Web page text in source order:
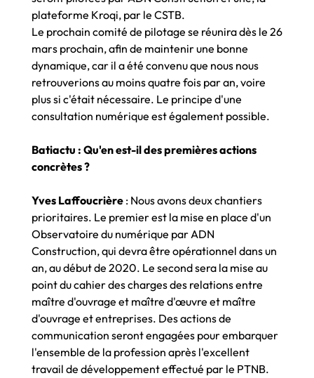
plateforme Kroqi, par le CSTB.
Le prochain comité de pilotage se réunira dès le 26
mars prochain, afin de maintenir une bonne
dynamique, car il a été convenu que nous nous
retrouverions au moins quatre fois par an, voire
plus si c'était nécessaire. Le principe d'une
consultation numérique est également possible.
Batiactu : Qu'en est-il des premières actions
concrètes ?
Yves Laffoucrière: Nous avons deux chantiers
prioritaires. Le premier est la mise en place d'un
Observatoire du numérique par ADN
Construction, qui devra être opérationnel dans un
an, au début de 2020. Le second sera la mise au
point du cahier des charges des relations entre
maître d'ouvrage et maître d'œuvre et maître
d'ouvrage et entreprises. Des actions de
communication seront engagées pour embarquer
l'ensemble de la profession après l'excellent
travail de développement effectué par le PTNB.